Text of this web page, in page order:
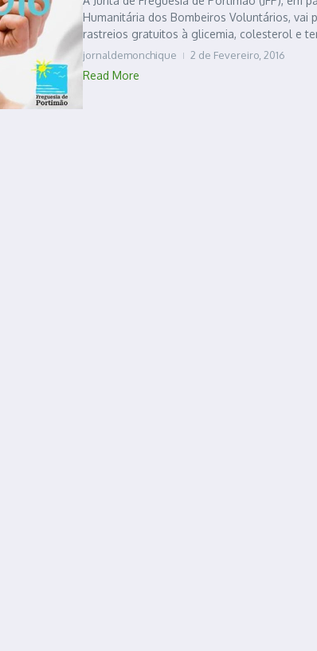
Humanitária dos Bombeiros Voluntários, vai
rastreios gratuitos à glicemia, colesterol e
jornaldemonchique 2 de Fevereiro, 2016
Read More